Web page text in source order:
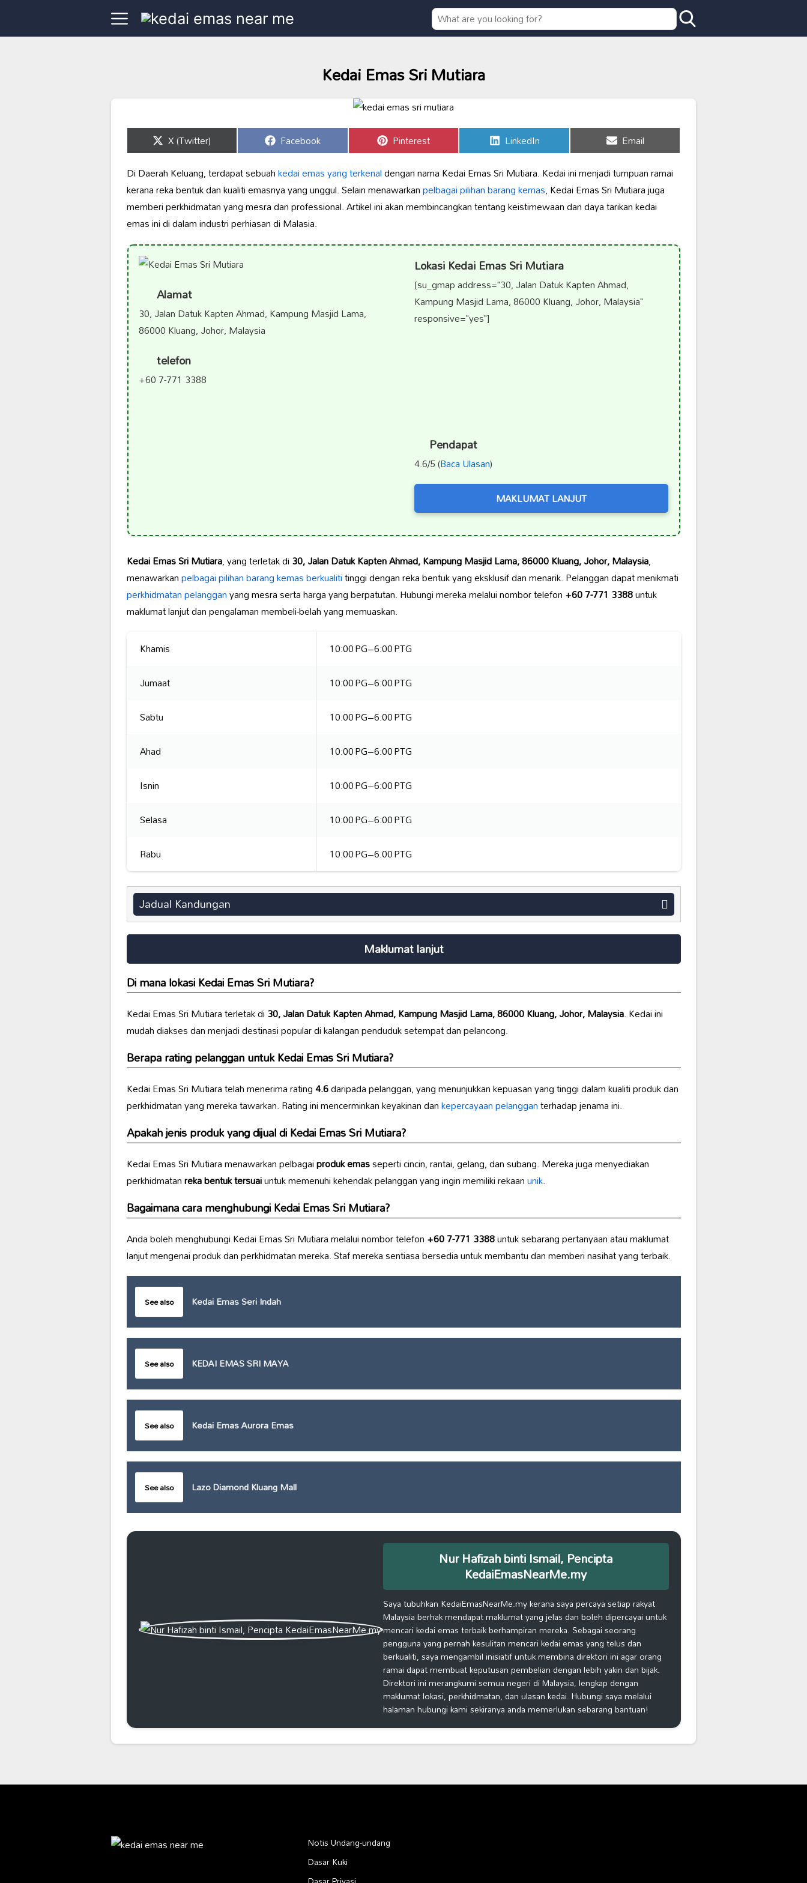
Kedai Emas Sri Mutiara
Share
on
X (Twitter) Share
on
Facebook Share
on
Pinterest Share
on
LinkedIn Share
on
Email
Di Daerah Keluang, terdapat sebuahkedai emas yang terkenaldengan nama Kedai Emas Sri Mutiara. Kedai ini menjadi tumpuan ramai
kerana reka bentuk dan kualiti emasnya yang unggul. Selain menawarkanpelbagai pilihan barang kemas, Kedai Emas Sri Mutiara juga
memberi perkhidmatan yang mesra dan professional. Artikel ini akan membincangkan tentang keistimewaan dan daya tarikan kedai
emas ini di dalam industri perhiasan di Malasia.
Alamat
30, Jalan Datuk Kapten Ahmad, Kampung Masjid Lama,
86000 Kluang, Johor, Malaysia
telefon
+60 7-771 3388
Lokasi Kedai Emas Sri Mutiara
[su_gmap address="30, Jalan Datuk Kapten Ahmad,
Kampung Masjid Lama, 86000 Kluang, Johor, Malaysia"
responsive="yes"]
Pendapat
4.6/5 (Baca Ulasan)
MAKLUMAT LANJUT
Kedai Emas Sri Mutiara, yang terletak di30, Jalan Datuk Kapten Ahmad, Kampung Masjid Lama, 86000 Kluang, Johor, Malaysia,
menawarkanpelbagai pilihanbarang kemas berkualititinggi dengan reka bentuk yang eksklusif dan menarik. Pelanggan dapat menikmati
perkhidmatan pelangganyang mesra serta harga yang berpatutan. Hubungi mereka melalui nombor telefon+60 7-771 3388untuk
maklumat lanjut dan pengalaman membeli-belah yang memuaskan.
Khamis
10:00 PG–6:00 PTG
Jumaat
10:00 PG–6:00 PTG
Sabtu
10:00 PG–6:00 PTG
Ahad
10:00 PG–6:00 PTG
Isnin
10:00 PG–6:00 PTG
Selasa
10:00 PG–6:00 PTG
Rabu
10:00 PG–6:00 PTG
Jadual Kandungan
Maklumat lanjut
Di mana lokasi Kedai Emas Sri Mutiara?
Kedai Emas Sri Mutiara terletak di30, Jalan Datuk Kapten Ahmad, Kampung Masjid Lama, 86000 Kluang, Johor, Malaysia. Kedai ini
mudah diakses dan menjadi destinasi popular di kalangan penduduk setempat dan pelancong.
Berapa rating pelanggan untuk Kedai Emas Sri Mutiara?
Kedai Emas Sri Mutiara telah menerima rating4.6daripada pelanggan, yang menunjukkan kepuasan yang tinggi dalam kualiti produk dan
perkhidmatan yang mereka tawarkan. Rating ini mencerminkan keyakinan dankepercayaan pelangganterhadap jenama ini.
Apakah jenis produk yang dijual di Kedai Emas Sri Mutiara?
Kedai Emas Sri Mutiara menawarkan pelbagaiproduk emasseperti cincin, rantai, gelang, dan subang. Mereka juga menyediakan
perkhidmatanreka bentuk tersuaiuntuk memenuhi kehendak pelanggan yang ingin memiliki rekaanunik.
Bagaimana cara menghubungi Kedai Emas Sri Mutiara?
Anda boleh menghubungi Kedai Emas Sri Mutiara melalui nombor telefon+60 7-771 3388untuk sebarang pertanyaan atau maklumat
lanjut mengenai produk dan perkhidmatan mereka. Staf mereka sentiasa bersedia untuk membantu dan memberi nasihat yang terbaik.
See also Kedai Emas Seri Indah
See also KEDAI EMAS SRI MAYA
See also Kedai Emas Aurora Emas
See also Lazo Diamond Kluang Mall
Nur Hafizah binti Ismail, Pencipta
KedaiEmasNearMe.my
Saya tubuhkan KedaiEmasNearMe.my kerana saya percaya setiap rakyat
Malaysia berhak mendapat maklumat yang jelas dan boleh dipercayai untuk
mencari kedai emas terbaik berhampiran mereka. Sebagai seorang
pengguna yang pernah kesulitan mencari kedai emas yang telus dan
berkualiti, saya mengambil inisiatif untuk membina direktori ini agar orang
ramai dapat membuat keputusan pembelian dengan lebih yakin dan bijak.
Direktori ini merangkumi semua negeri di Malaysia, lengkap dengan
maklumat lokasi, perkhidmatan, dan ulasan kedai. Hubungi saya melalui
halaman hubungi kami sekiranya anda memerlukan sebarang bantuan!
Notis Undang-undang
Dasar Kuki